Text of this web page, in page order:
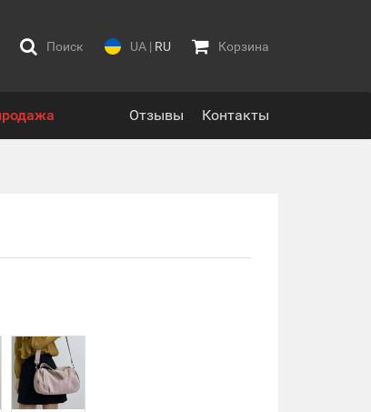
Поиск UA | RU Корзина
Отзывы Контакты